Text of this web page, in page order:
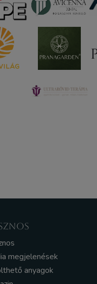
megjelenések
anyagok